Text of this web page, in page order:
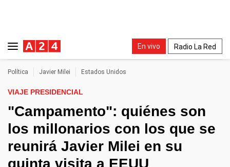
En vivo Radio La Red
Política Javier Milei Estados Unidos
VIAJE PRESIDENCIAL
"Campamento": quiénes son
los millonarios con los que se
reunirá Javier Milei en su
quinta visita a EEUU